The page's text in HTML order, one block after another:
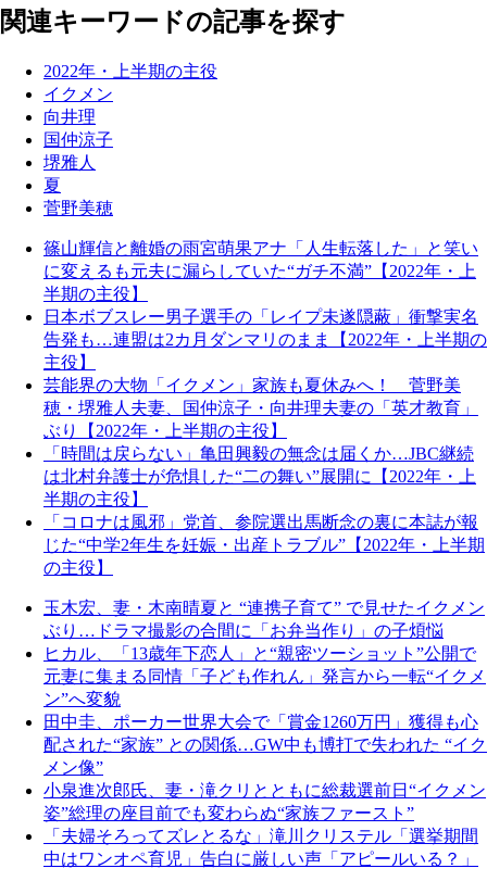
関連キーワードの記事を探す
2022年・上半期の主役
イクメン
向井理
国仲涼子
堺雅人
夏
菅野美穂
篠山輝信と離婚の雨宮萌果アナ「人生転落した」と笑い
に変えるも元夫に漏らしていた“ガチ不満”【2022年・上
半期の主役】
日本ボブスレー男子選手の「レイプ未遂隠蔽」衝撃実名
告発も…連盟は2カ月ダンマリのまま【2022年・上半期の
主役】
芸能界の大物「イクメン」家族も夏休みへ！ 菅野美
穂・堺雅人夫妻、国仲涼子・向井理夫妻の「英才教育」
ぶり【2022年・上半期の主役】
「時間は戻らない」亀田興毅の無念は届くか…JBC継続
は北村弁護士が危惧した“二の舞い”展開に【2022年・上
半期の主役】
「コロナは風邪」党首、参院選出馬断念の裏に本誌が報
じた“中学2年生を妊娠・出産トラブル”【2022年・上半期
の主役】
玉木宏、妻・木南晴夏と “連携子育て” で見せたイクメン
ぶり…ドラマ撮影の合間に「お弁当作り」の子煩悩
ヒカル、「13歳年下恋人」と“親密ツーショット”公開で
元妻に集まる同情「子ども作れん」発言から一転“イクメ
ン”へ変貌
田中圭、ポーカー世界大会で「賞金1260万円」獲得も心
配された“家族” との関係…GW中も博打で失われた “イク
メン像”
小泉進次郎氏、妻・滝クリとともに総裁選前日“イクメン
姿”総理の座目前でも変わらぬ“家族ファースト”
「夫婦そろってズレとるな」滝川クリステル「選挙期間
中はワンオペ育児」告白に厳しい声「アピールいる？」